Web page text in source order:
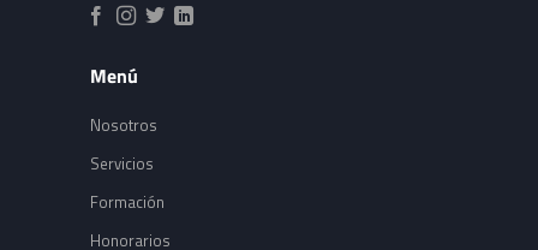
Menú
Nosotros
Servicios
Formación
Honorarios